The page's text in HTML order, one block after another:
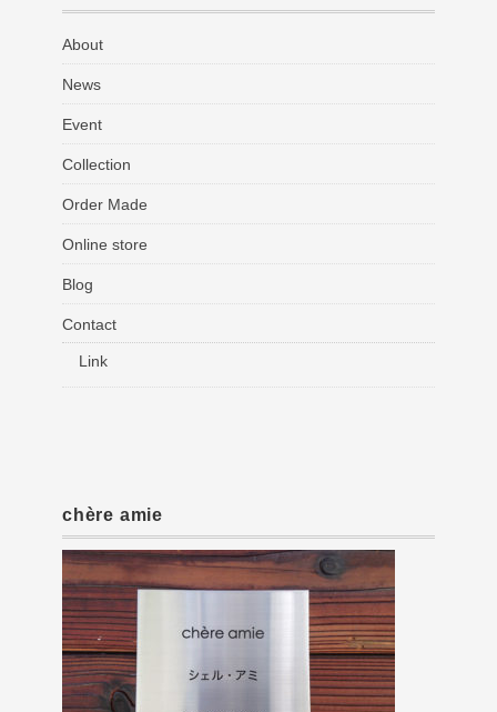
About
News
Event
Collection
Order Made
Online store
Blog
Contact
Link
chère amie